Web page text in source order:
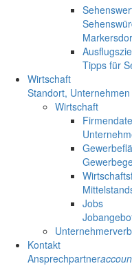
Tipps für
Wirtschaft
Standort,
Wirtschaft
Jobs
Kontakt
Ansprechpartner